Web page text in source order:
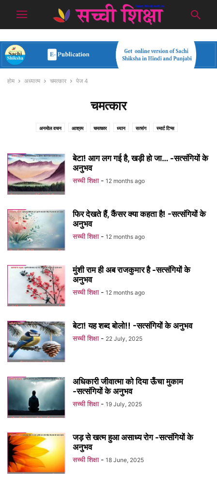
होम अध्यात्म चमत्कार पेज 4
चमत्कार
अनमोल वचन आश्रम चमत्कार ध्यान सत्संग स्मार्ट टिप्स
बेटा! आग लग गई है, खड़ी हो जा… -सत्संगियों के
अनुभव
सच्ची शिक्षा - 12 months ago
फिर देखते हैं, कैंसर क्या कहता है! -सत्संगियों के
अनुभव
सच्ची शिक्षा - 12 months ago
मुंशी राम ही अब राजकुमार है -सत्संगियों के
अनुभव
सच्ची शिक्षा - 12 months ago
बेटा! यह शब्द बोलो!! -सत्संगियों के अनुभव
सच्ची शिक्षा - 22 July, 2025
अधिकारी जीवात्मा को दिया ऊँचा मुकाम
-सत्संगियों के अनुभव
सच्ची शिक्षा - 19 July, 2025
जड़ से खत्म हुआ असाध्य रोग -सत्संगियों के
अनुभव
सच्ची शिक्षा - 18 June, 2025